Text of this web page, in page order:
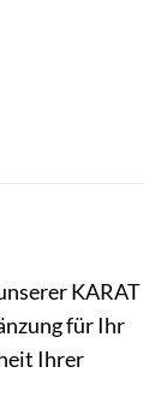
KARAT
für Ihr
Ihrer